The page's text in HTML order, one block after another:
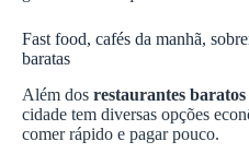
Fast food, cafés da manhã,
baratas
Além dos restaurantes
cidade tem diversas opções
comer rápido e pagar pouco.